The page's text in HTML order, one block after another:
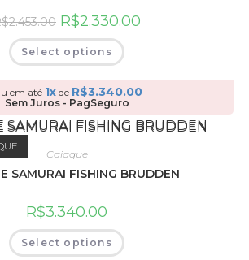
2.453.00 R$2.330.00
Select options
em até 1xde R$3.340.00
Sem Juros - PagSeguro
Caiaque
SAMURAI FISHING BRUDDEN
R$3.340.00
Select options